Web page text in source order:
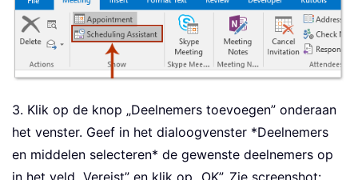
3. Klik op de knop „Deelnemers toevoegen” onderaan
het venster. Geef in het dialoogvenster *Deelnemers
en middelen selecteren* de gewenste deelnemers op
in het veld „Vereist” en klik op „OK”. Zie screenshot: